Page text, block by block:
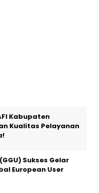
Kabupaten
Kualitas Pelayanan
Sukses Gelar
European User